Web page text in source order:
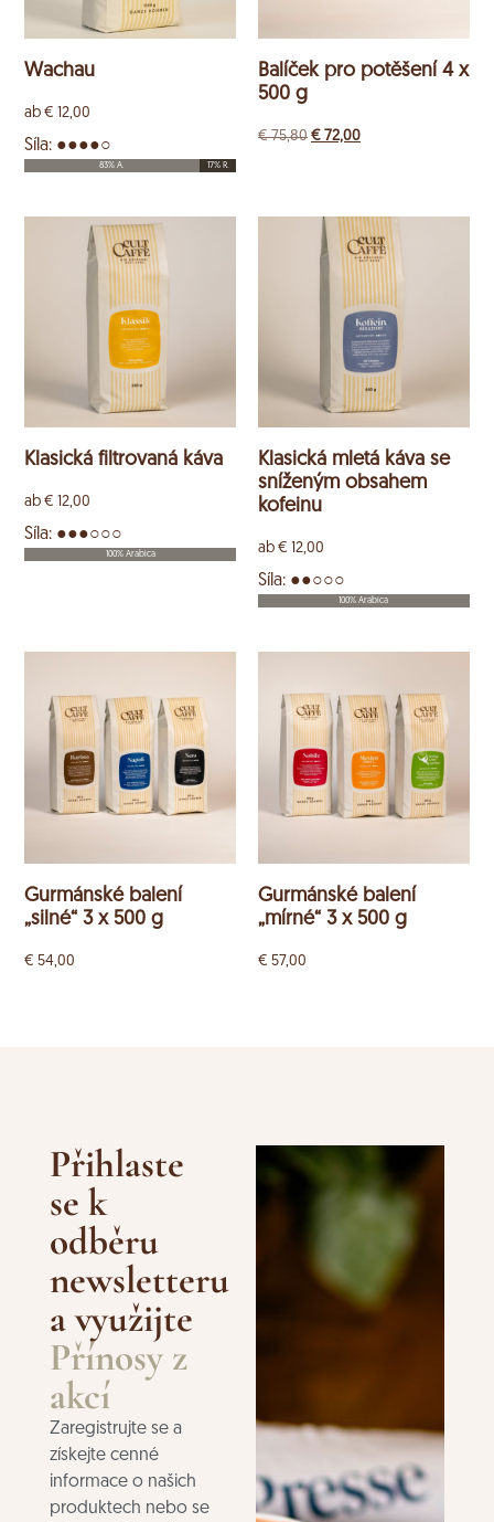
Wachau
ab€ 12,00
Síla: ●●●●○
83% A. 17% R.
Balíček pro potěšení 4 x
500 g
€75,80 € 72,00
Klasická filtrovaná káva
ab€ 12,00
Síla: ●●●○○○
100% Arabica
Klasická mletá káva se
sníženým obsahem
kofeinu
ab € 12,00
Síla: ●●○○○
100% Arabica
Gurmánské balení
„silné“ 3 x 500 g
€ 54,00
Gurmánské balení
„mírné“ 3 x 500 g
€ 57,00
Přihlaste
se k
odběru
newsletteru
a využijte
Přínosy z
akcí
Zaregistrujte se a
získejte cenné
informace o našich
produktech nebo se